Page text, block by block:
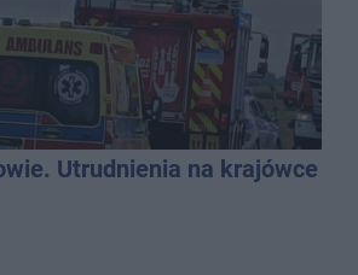
Utrudnienia na krajówce